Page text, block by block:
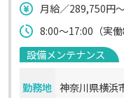
月給／289,750円
8:00～17:00（実働
設備メンテナンス
勤務地 神奈川県横浜